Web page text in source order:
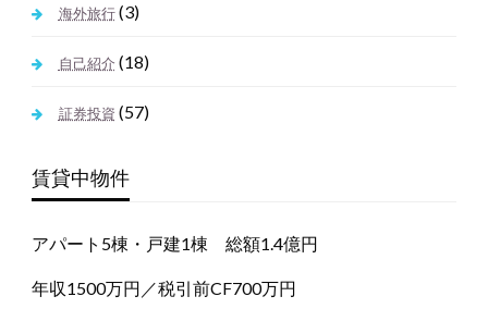
海外旅行(3)
自己紹介 (18)
証券投資 (57)
賃貸中物件
アパート5棟・戸建1棟 総額1.4億円
年収1500万円／税引前CF700万円